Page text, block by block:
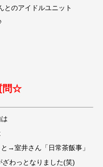
とのアイドルユニット
問☆
→室井さん「日常茶飯事」
わっとなりました(笑)